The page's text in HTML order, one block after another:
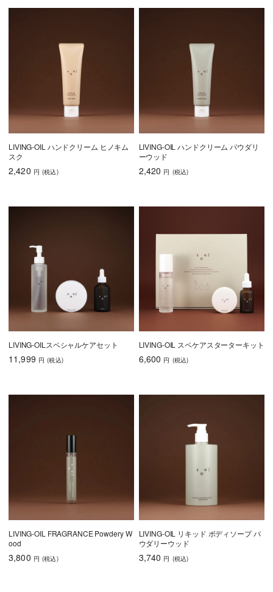
LIVING-OIL ハンドクリーム ヒノキム
スク
2,420 円 (税込)
LIVING-OIL ハンドクリーム パウダリ
ーウッド
2,420 円 (税込)
LIVING-OILスペシャルケアセット
11,999 円 (税込)
LIVING-OIL スペケアスターターキット
6,600 円 (税込)
LIVING-OIL FRAGRANCE Powdery W
ood
3,800 円 (税込)
LIVING-OIL リキッド ボディソープ パ
ウダリーウッド
3,740 円 (税込)